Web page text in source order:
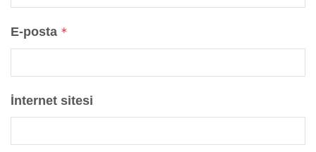
E-posta *
İnternet sitesi